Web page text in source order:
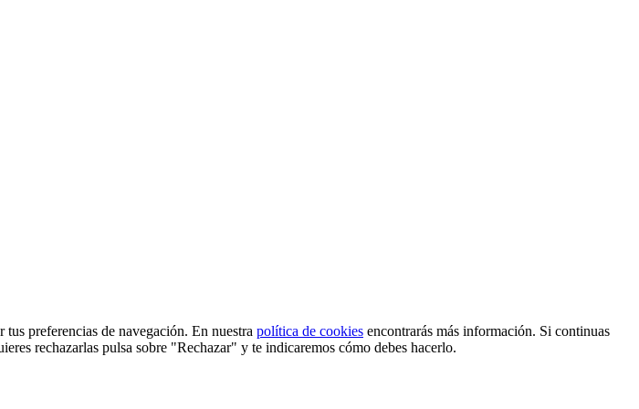
preferencias de navegación. En nuestra política de cookies encontrarás más información. Si continuas
rechazarlas pulsa sobre "Rechazar" y te indicaremos cómo debes hacerlo.